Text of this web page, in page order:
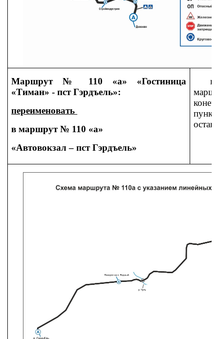
Маршрут № 110 «а» «Гостиница
«Тиман» - пст Гэрдъель»:
переименовать
в маршрут № 110 «а»
«Автовокзал – пст Гэрдъель»